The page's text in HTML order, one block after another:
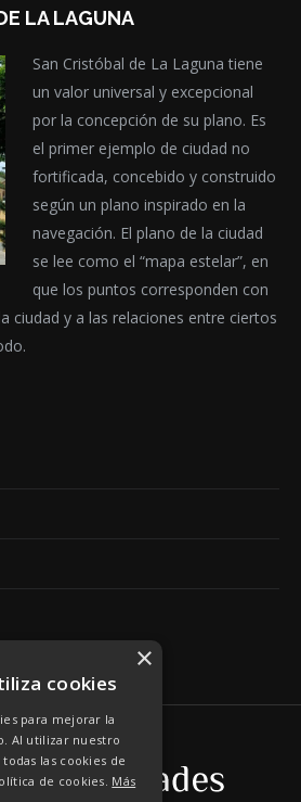
LA LAGUNA
San Cristóbal de La Laguna tiene
un valor universal y excepcional
por la concepción de su plano. Es
el primer ejemplo de ciudad no
fortificada, concebido y construido
según un plano inspirado en la
navegación. El plano de la ciudad
se lee como el “mapa estelar”, en
que los puntos corresponden con
ciudad y a las relaciones entre ciertos
×
cookies
para mejorar la
Al utilizar nuestro
las cookies de
de cookies. Más